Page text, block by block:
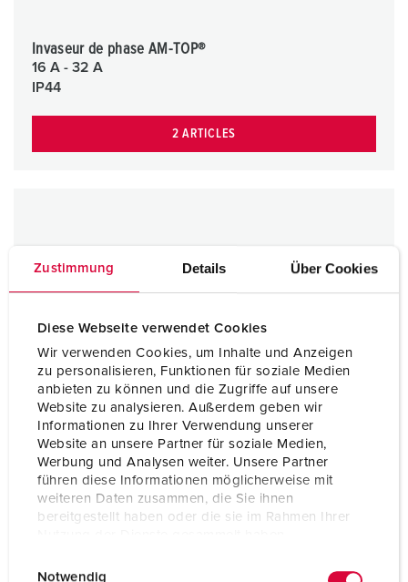
Zustimmung Details Über Cookies
Diese Webseite verwendet Cookies
Wir verwenden Cookies, um Inhalte und Anzeigen
zu personalisieren, Funktionen für soziale Medien
anbieten zu können und die Zugriffe auf unsere
Website zu analysieren. Außerdem geben wir
Informationen zu Ihrer Verwendung unserer
Website an unsere Partner für soziale Medien,
Werbung und Analysen weiter. Unsere Partner
führen diese Informationen möglicherweise mit
weiteren Daten zusammen, die Sie ihnen
bereitgestellt haben oder die sie im Rahmen Ihrer
Notwendig
Invaseur de phase AM-TOP®
16 A - 32 A
IP44
2 ARTICLES